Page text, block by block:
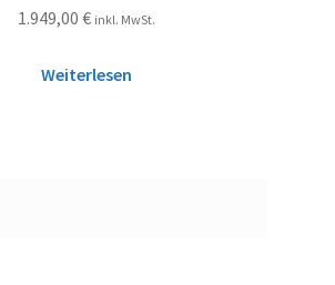
1.949,00 € inkl. MwSt.
Weiterlesen